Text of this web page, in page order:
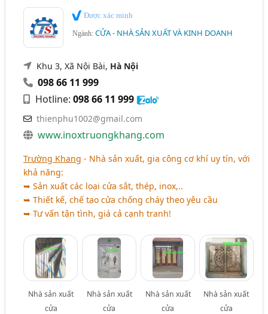
Được xác minh
Ngành:CỬA - NHÀ SẢN XUẤT VÀ KINH DOANH
Khu 3, Xã Nội Bài, Hà Nội
098 66 11 999
Hotline:098 66 11 999
thienphu1002@gmail.com
www.inoxtruongkhang.com
Trường Khang - Nhà sản xuất, gia công cơ khí uy tín, với
khả năng:
➥ Sản xuất các loại cửa sắt, thép, inox,..
➥ Thiết kế, chế tạo cửa chống cháy theo yêu cầu
➥ Tư vấn tận tình, giá cả cạnh tranh!
Nhà sản xuất
cửa
Nhà sản xuất
cửa
Nhà sản xuất
cửa
Nhà sản xuất
cửa